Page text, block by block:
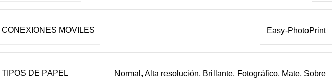
CONEXIONES MOVILES Easy-PhotoPrint
TIPOS DE PAPEL Normal, Alta resolución, Brillante, Fotográfico, Mate, Sobre